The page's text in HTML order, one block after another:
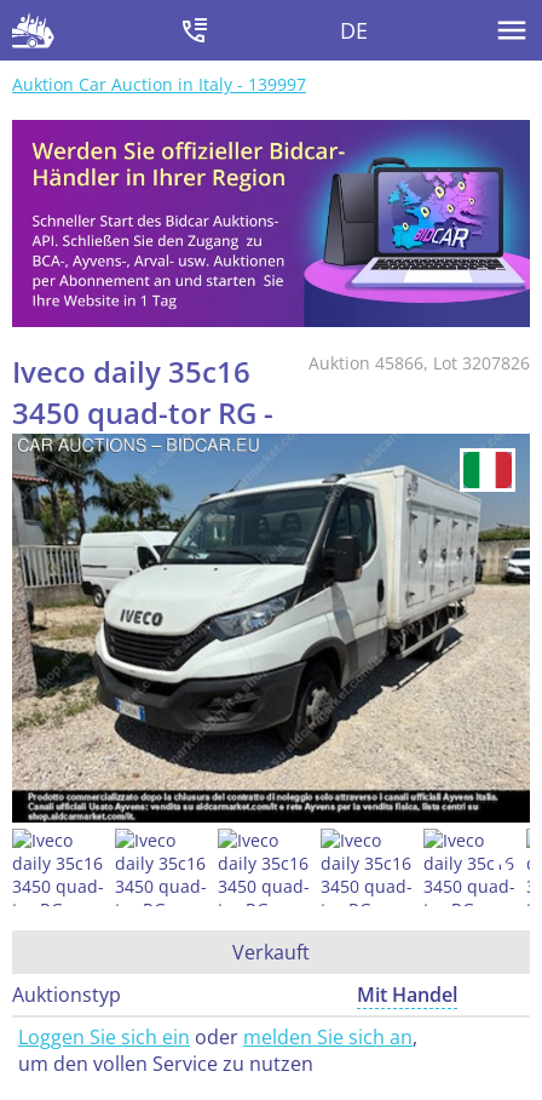
DE
Auktion Car Auction in Italy - 139997
Auktion 45866, Lot 3207826
Iveco daily 35c16
3450 quad-tor RG -
Verkauft
Auktionstyp
Mit Handel
Loggen Sie sich ein oder melden Sie sich an,
um den vollen Service zu nutzen